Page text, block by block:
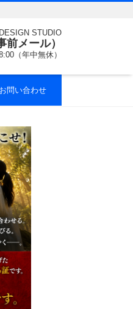
STUDIO
メール）
（年中無休）
お問い合わせ